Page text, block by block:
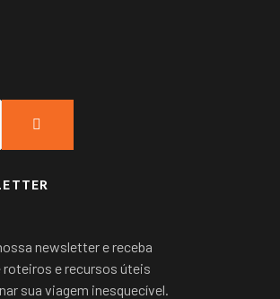
newsletter e receba
roteiros e recursos úteis
sua viagem inesquecível.